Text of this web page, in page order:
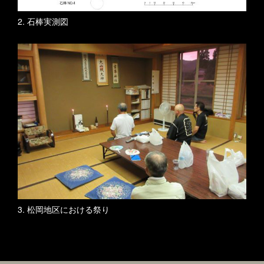
2. 石棒実測図
3. 松岡地区における祭り